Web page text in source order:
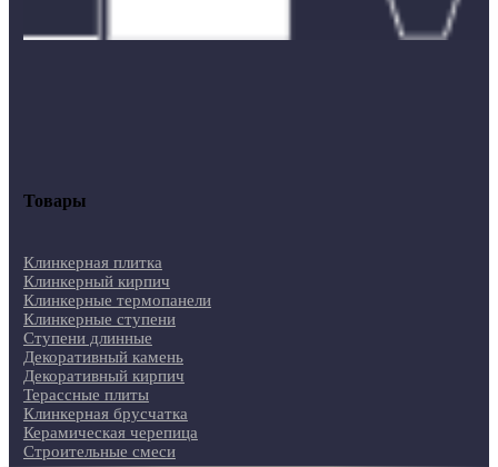
Товары
Клинкерная плитка
Клинкерный кирпич
Клинкерные термопанели
Клинкерные ступени
Ступени длинные
Декоративный камень
Декоративный кирпич
Терассные плиты
Клинкерная брусчатка
Керамическая черепица
Строительные смеси